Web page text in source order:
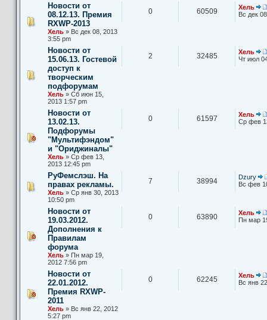
Новости от
08.12.13. Премия
RXWP-2013
Хель » Вс дек 08, 2013
3:55 pm
0 60509
Хель
Вс дек
Новости от
15.06.13. Гостевой
доступ к
творческим
подфорумам
Хель » Сб июн 15,
2013 1:57 pm
2 32485
Хель
Чт июл
Новости от
13.02.13.
Подфорумы
"Мультифэндом"
и "Ориджиналы"
Хель » Ср фев 13,
2013 12:45 pm
0 61597
Хель
Ср фев
РуФемслэш. На
правах рекламы.
Хель » Ср янв 30, 2013
10:50 pm
7 38994
Dzury
Вс фев
Новости от
19.03.2012.
Дополнения к
Правилам
форума
Хель » Пн мар 19,
2012 7:56 pm
0 63890
Хель
Пн мар
Новости от
22.01.2012.
Премия RXWP-
2011
Хель » Вс янв 22, 2012
5:27 pm
0 62245
Хель
Вс янв